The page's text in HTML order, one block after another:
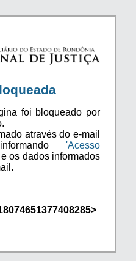
foi bloqueado por
através do e-mail
'Acesso
os dados informados